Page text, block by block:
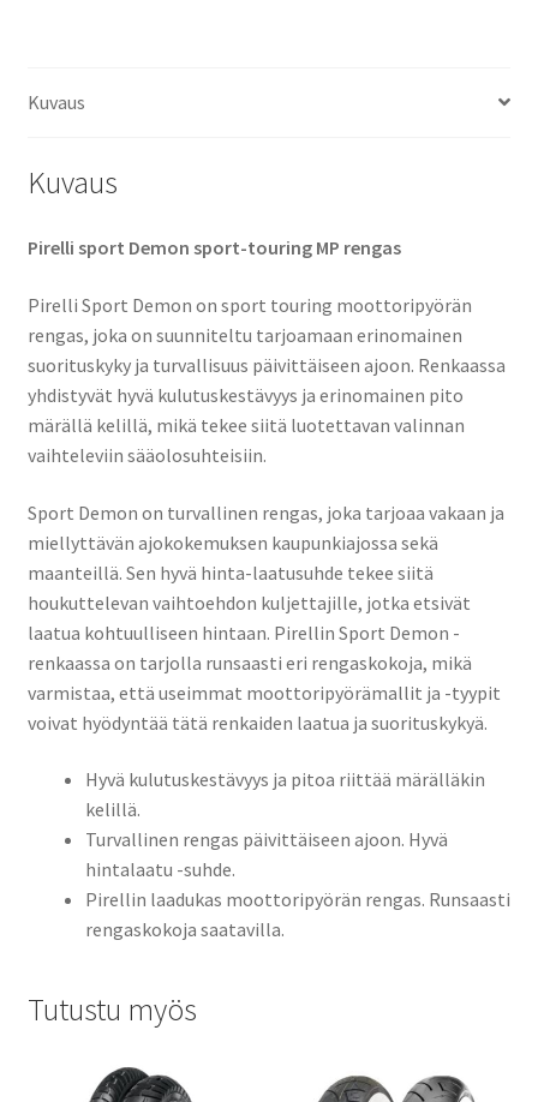
Kuvaus
Kuvaus
Pirelli sport Demon sport-touring MP rengas
Pirelli Sport Demon on sport touring moottoripyörän
rengas, joka on suunniteltu tarjoamaan erinomainen
suorituskyky ja turvallisuus päivittäiseen ajoon. Renkaassa
yhdistyvät hyvä kulutuskestävyys ja erinomainen pito
märällä kelillä, mikä tekee siitä luotettavan valinnan
vaihteleviin sääolosuhteisiin.
Sport Demon on turvallinen rengas, joka tarjoaa vakaan ja
miellyttävän ajokokemuksen kaupunkiajossa sekä
maanteillä. Sen hyvä hinta-laatusuhde tekee siitä
houkuttelevan vaihtoehdon kuljettajille, jotka etsivät
laatua kohtuulliseen hintaan. Pirellin Sport Demon -
renkaassa on tarjolla runsaasti eri rengaskokoja, mikä
varmistaa, että useimmat moottoripyörämallit ja -tyypit
voivat hyödyntää tätä renkaiden laatua ja suorituskykyä.
Hyvä kulutuskestävyys ja pitoa riittää märälläkin
kelillä.
Turvallinen rengas päivittäiseen ajoon. Hyvä
hintalaatu -suhde.
Pirellin laadukas moottoripyörän rengas. Runsaasti
rengaskokoja saatavilla.
Tutustu myös